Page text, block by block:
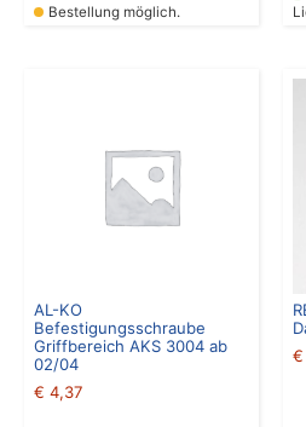
Bestellung möglich.
AL-KO
Befestigungsschraube
Griffbereich AKS 3004 ab
02/04
€ 4,37
€